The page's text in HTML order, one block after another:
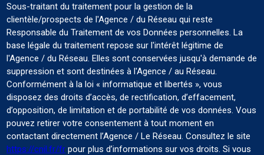
Sous-traitant du traitement pour la gestion de la
clientèle/prospects de l'Agence / du Réseau qui reste
Responsable du Traitement de vos Données personnelles. La
base légale du traitement repose sur l'intérêt légitime de
l'Agence / du Réseau. Elles sont conservées jusqu'à demande de
suppression et sont destinées à l'Agence / au Réseau.
Conformément à la loi « informatique et libertés », vous
disposez des droits d’accès, de rectification, d’effacement,
d’opposition, de limitation et de portabilité de vos données. Vous
pouvez retirer votre consentement à tout moment en
contactant directement l’Agence / Le Réseau. Consultez le site
https://cnil.fr/fr pour plus d’informations sur vos droits. Si vous